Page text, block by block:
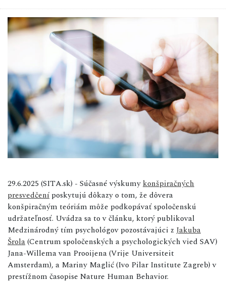
29.6.2025 (SITA.sk) - Súčasné výskumy konšpiračných
presvedčení poskytujú dôkazy o tom, že dôvera
konšpiračným teóriám môže podkopávať spoločenskú
udržateľnosť. Uvádza sa to v článku, ktorý publikoval
Medzinárodný tím psychológov pozostávajúci z Jakuba
Šrola(Centrum spoločenských a psychologických vied SAV)
Jana-Willema van Prooijena (Vrije Universiteit
Amsterdam), a Mariny Maglić (Ivo Pilar Institute Zagreb) v
prestížnom časopise Nature Human Behavior.